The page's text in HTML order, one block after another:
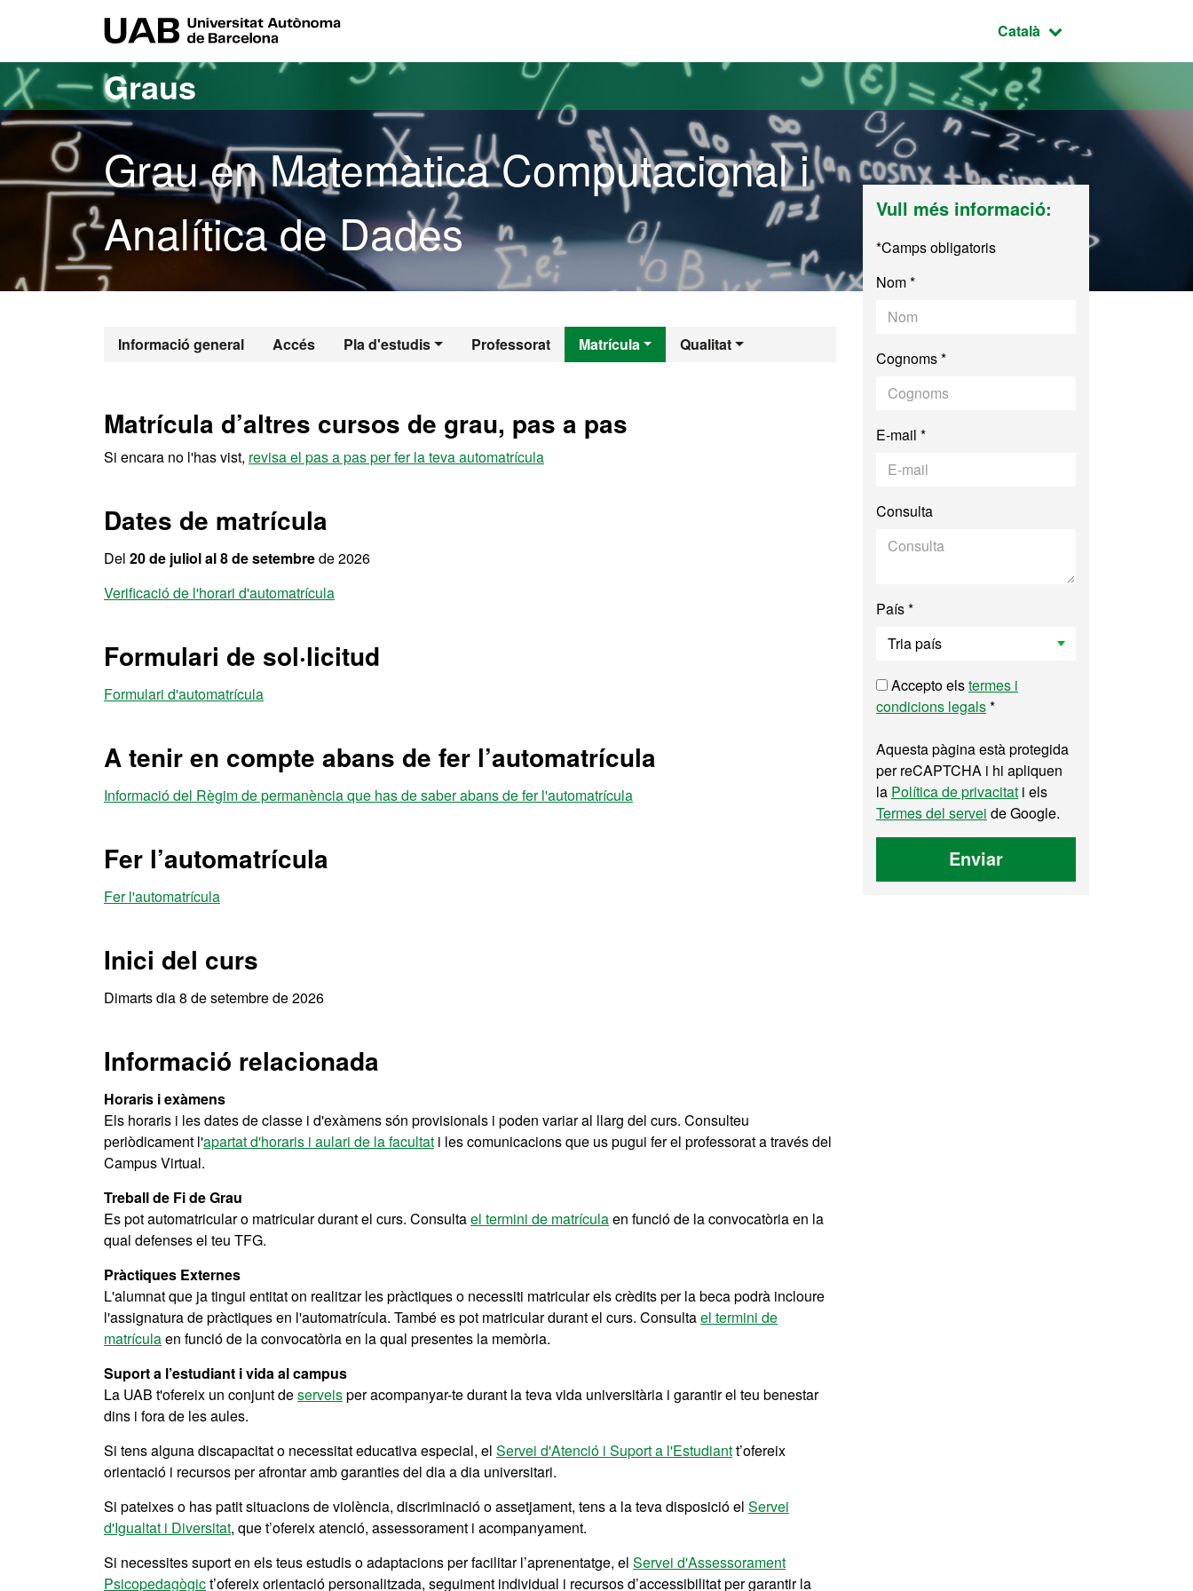
Idioma seleccionat:
Català
Graus
Grau en Matemàtica Computacional i
Analítica de Dades
Informació general Accés Pla d'estudis Professorat Matrícula Qualitat
Grau en Matemàtica Computacional i Analítica de
Matrícula d’altres cursos de grau, pas a pas
Si encara no l'has vist, revisa el pas a pas per fer la teva automatrícula
Dates de matrícula
Del 20 de juliol al 8 de setembrede 2026
Verificació de l'horari d'automatrícula
Formulari de sol·licitud
Formulari d'automatrícula
A tenir en compte abans de fer l’automatrícula
Informació del Règim de permanència que has de saber abans de fer l'automatrícula
Fer l’automatrícula
Fer l'automatrícula
Inici del curs
Dimarts dia 8 de setembre de 2026
Informació relacionada
Horaris i exàmens
Els horaris i les dates de classe i d'exàmens són provisionals i poden variar al llarg del curs. Consulteu
periòdicament l'apartat d'horaris i aulari de la facultat i les comunicacions que us pugui fer el professorat a través del
Campus Virtual.
Treball de Fi de Grau
Es pot automatricular o matricular durant el curs. Consultael termini de matrículaen funció de la convocatòria en la
qual defenses el teu TFG.
Pràctiques Externes
L'alumnat que ja tingui entitat on realitzar les pràctiques o necessiti matricular els crèdits per la beca podrà incloure
l'assignatura de pràctiques en l'automatrícula. També es pot matricular durant el curs. Consultael termini de
matrículaen funció de la convocatòria en la qual presentes la memòria.
Suport a l’estudiant i vida al campus
La UAB t'ofereix un conjunt deserveisper acompanyar-te durant la teva vida universitària i garantir el teu benestar
dins i fora de les aules.
Si tens alguna discapacitat o necessitat educativa especial, el Servei d'Atenció i Suport a l'Estudiantt’ofereix
orientació i recursos per afrontar amb garanties del dia a dia universitari.
Si pateixes o has patit situacions de violència, discriminació o assetjament, tens a la teva disposició el Servei
d'Igualtat i Diversitat, que t’ofereix atenció, assessorament i acompanyament.
Si necessites suport en els teus estudis o adaptacions per facilitar l’aprenentatge, el Servei d'Assessorament
Psicopedagògict’ofereix orientació personalitzada, seguiment individual i recursos d’accessibilitat per garantir la
Vull més informació:
*Camps obligatoris
Nom *
Cognoms *
E-mail *
Consulta
País *
Accepto elstermes i
condicions legals*
Aquesta pàgina està protegida
per reCAPTCHA i hi apliquen
la Política de privacitat i els
Termes del servei de Google.
Enviar